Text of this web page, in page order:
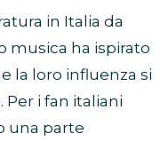
in Italia da
musica ha ispirato
la loro influenza si
Per i fan italiani
una parte